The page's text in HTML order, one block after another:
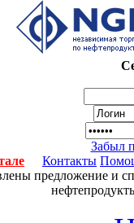
Забыл
Контакты
предложение и